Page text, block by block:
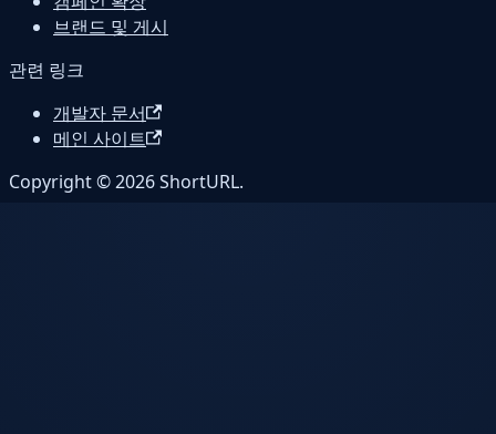
브랜드 및 게시
관련 링크
개발자 문서
메인 사이트
Copyright © 2026 ShortURL.